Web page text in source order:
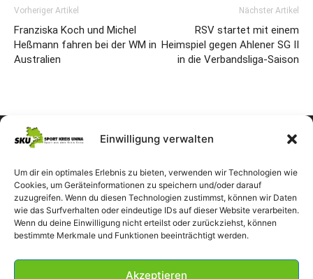
Einwilligung verwalten
Um dir ein optimales Erlebnis zu bieten, verwenden wir Technologien wie
Cookies, um Geräteinformationen zu speichern und/oder darauf
zuzugreifen. Wenn du diesen Technologien zustimmst, können wir Daten
wie das Surfverhalten oder eindeutige IDs auf dieser Website verarbeiten.
Wenn du deine Einwilligung nicht erteilst oder zurückziehst, können
bestimmte Merkmale und Funktionen beeinträchtigt werden.
Akzeptieren
Vorheriger Artikel
Franziska Koch und Michel
Heßmann fahren bei der WM in
Australien
Nächster Artikel
RSV startet mit einem
Heimspiel gegen Ahlener SG II
in die Verbandsliga-Saison